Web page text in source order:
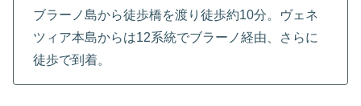
ブラーノ島から徒歩橋を渡り徒歩約10分。ヴェネ
ツィア本島からは12系統でブラーノ経由、さらに
徒歩で到着。